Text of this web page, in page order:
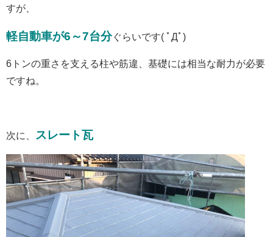
すが、
軽自動車が6～7台分ぐらいです( ﾟДﾟ)
6トンの重さを支える柱や筋違、基礎には相当な耐力が必要
ですね。
次に、 スレート瓦